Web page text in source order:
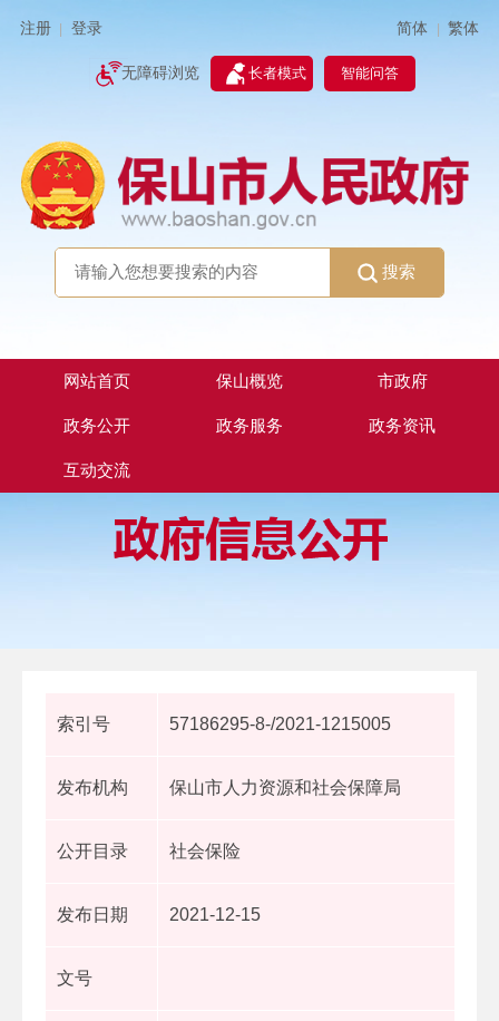
注册 登录 简体 | 繁体
无障碍浏览 长者模式 智能问答
搜索
网站首页 保山概览 市政府
政务公开 政务服务 政务资讯
互动交流
索引号 57186295-8-/2021-1215005
发布机构 保山市人力资源和社会保障局
公开目录 社会保险
发布日期 2021-12-15
文号